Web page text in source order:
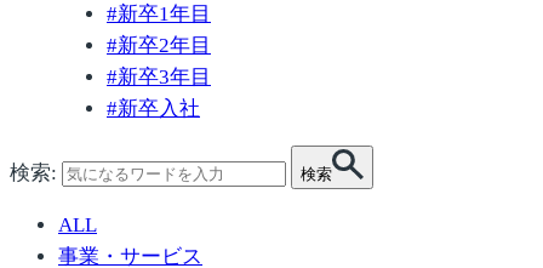
#新卒1年目
#新卒2年目
#新卒3年目
#新卒入社
検索: 検索
ALL
事業・サービス